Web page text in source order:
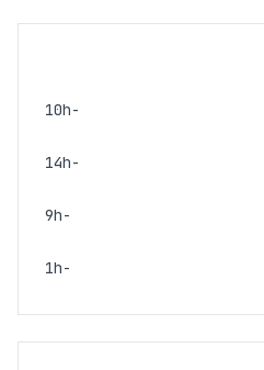
-10h
-14h
-9h
-1h